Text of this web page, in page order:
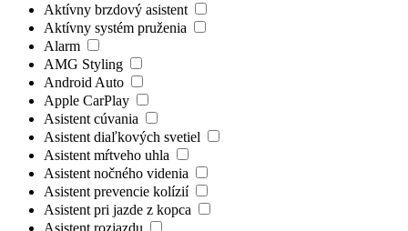
Aktívny brzdový asistent
Aktívny systém pruženia
Alarm
AMG Styling
Android Auto
Apple CarPlay
Asistent cúvania
Asistent diaľkových svetiel
Asistent mŕtveho uhla
Asistent nočného videnia
Asistent prevencie kolízií
Asistent pri jazde z kopca
Asistent rozjazdu